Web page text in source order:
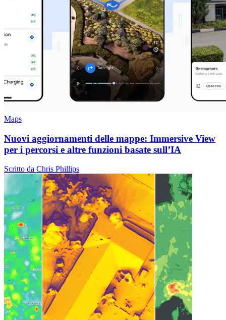
Maps
Nuovi aggiornamenti delle mappe: Immersive View
per i percorsi e altre funzioni basate sull’IA
Scritto da Chris Phillips